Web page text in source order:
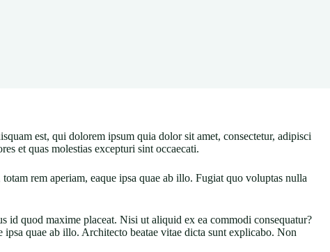
est, qui dolorem ipsum quia dolor sit amet, consectetur, adipisci
et quas molestias excepturi sint occaecati.
rem aperiam, eaque ipsa quae ab illo. Fugiat quo voluptas nulla
id quod maxime placeat. Nisi ut aliquid ex ea commodi consequatur?
quae ab illo. Architecto beatae vitae dicta sunt explicabo. Non